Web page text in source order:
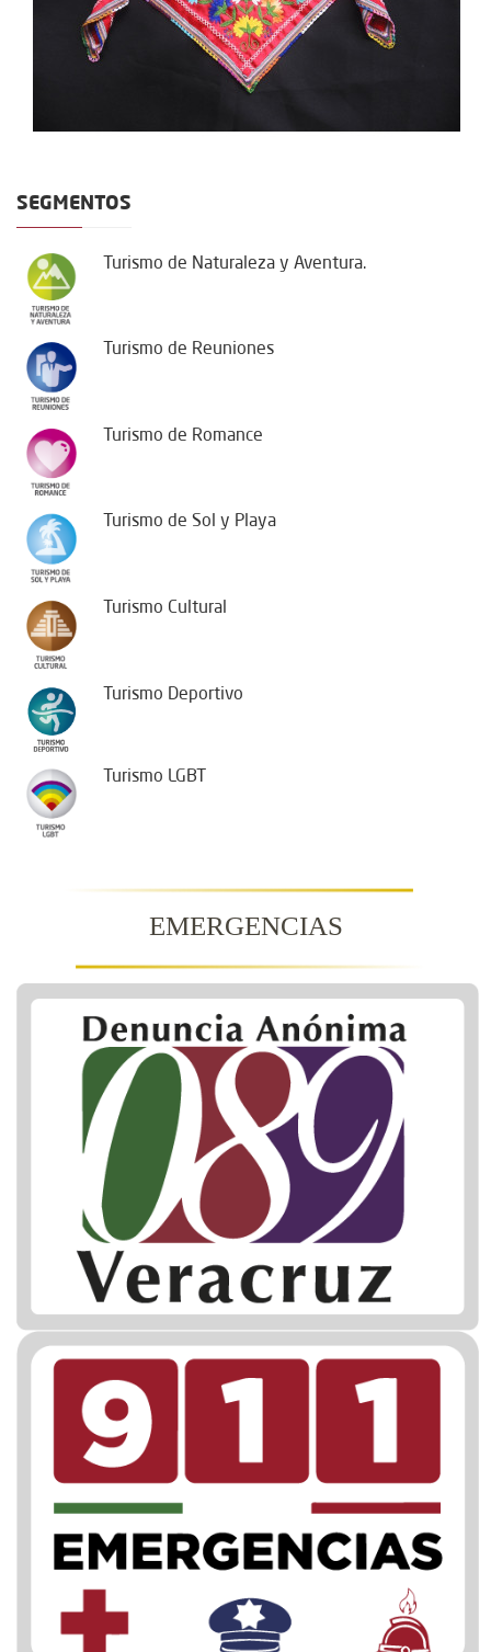
SEGMENTOS
Turismo de Naturaleza y Aventura.
Turismo de Reuniones
Turismo de Romance
Turismo de Sol y Playa
Turismo Cultural
Turismo Deportivo
Turismo LGBT
EMERGENCIAS